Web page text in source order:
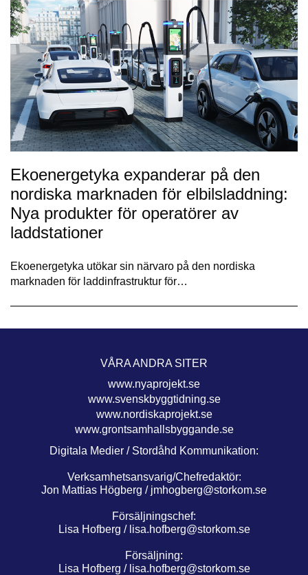
Ekoenergetyka expanderar på den
nordiska marknaden för elbilsladdning:
Nya produkter för operatörer av
laddstationer
Ekoenergetyka utökar sin närvaro på den nordiska
marknaden för laddinfrastruktur för…
VÅRA ANDRA SITER
www.nyaprojekt.se
www.svenskbyggtidning.se
www.nordiskaprojekt.se
www.grontsamhallsbyggande.se
Digitala Medier / Stordåhd Kommunikation:
Verksamhetsansvarig/Chefredaktör:
Jon Mattias Högberg / jmhogberg@storkom.se
Försäljningschef:
Lisa Hofberg / lisa.hofberg@storkom.se
Försäljning:
Lisa Hofberg / lisa.hofberg@storkom.se